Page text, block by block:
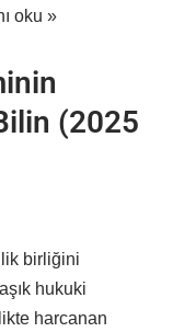
oku »
(2025
birliğini
hukuki
harcanan